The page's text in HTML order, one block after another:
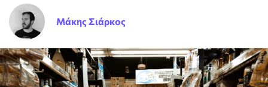
Μάκης Σιάρκος